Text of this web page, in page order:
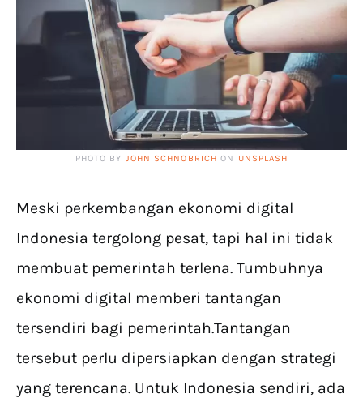
PHOTO BY JOHN SCHNOBRICH ON UNSPLASH
Meski perkembangan ekonomi digital
Indonesia tergolong pesat, tapi hal ini tidak
membuat pemerintah terlena. Tumbuhnya
ekonomi digital memberi tantangan
tersendiri bagi pemerintah.Tantangan
tersebut perlu dipersiapkan dengan strategi
yang terencana. Untuk Indonesia sendiri, ada